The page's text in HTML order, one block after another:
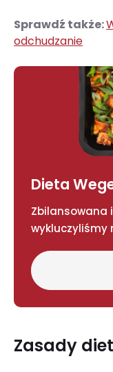
Sprawdź także:
odchudzanie
Dieta
Zbilansowana
wykluczyliśmy
Zasady